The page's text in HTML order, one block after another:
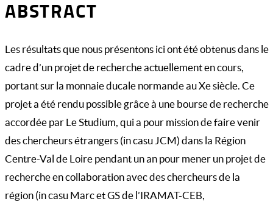
ABSTRACT
Les résultats que nous présentons ici ont été obtenus dans le
cadre d’un projet de recherche actuellement en cours,
portant sur la monnaie ducale normande au Xe siècle. Ce
projet a été rendu possible grâce à une bourse de recherche
accordée par Le Studium, qui a pour mission de faire venir
des chercheurs étrangers (in casu JCM) dans la Région
Centre-Val de Loire pendant un an pour mener un projet de
recherche en collaboration avec des chercheurs de la
région (in casu Marc et GS de l’IRAMAT-CEB,